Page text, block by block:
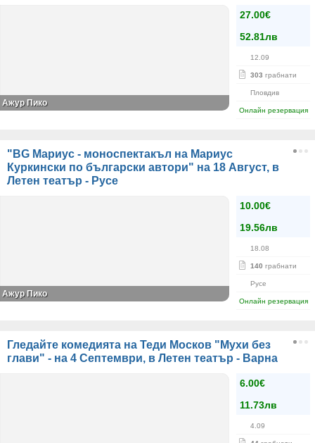
27.00€
52.81лв
12.09
303 грабнати
Пловдив
Онлайн резервация
Ажур Пико
"BG Мариус - моноспектакъл на Мариус
Куркински по български автори" на 18 Август, в
Летен театър - Русе
10.00€
19.56лв
18.08
140 грабнати
Русе
Онлайн резервация
Ажур Пико
Гледайте комедията на Теди Москов "Мухи без
глави" - на 4 Септември, в Летен театър - Варна
6.00€
11.73лв
4.09